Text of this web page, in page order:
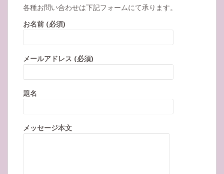
各種お問い合わせは下記フォームにて承ります。
お名前 (必須)
メールアドレス (必須)
題名
メッセージ本文